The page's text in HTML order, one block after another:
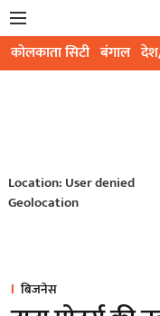
कोलकाता सिटी बंगाल
Location: User denied
Geolocation
बिजनेस